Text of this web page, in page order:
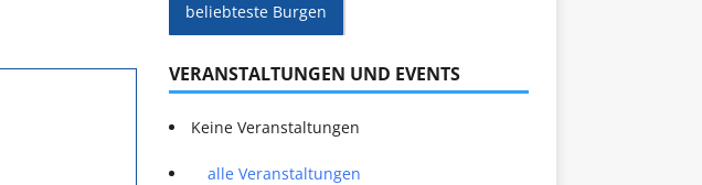
beliebteste Burgen
VERANSTALTUNGEN UND EVENTS
Keine Veranstaltungen
alle Veranstaltungen